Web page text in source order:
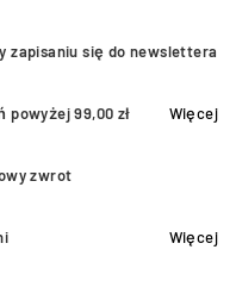
zapisaniu się do newslettera
powyżej 99,00 zł Więcej
zwrot
Więcej